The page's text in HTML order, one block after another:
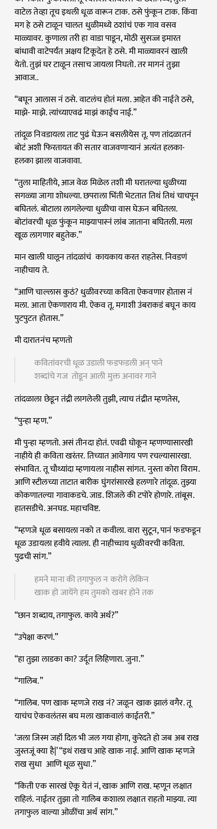
वाटेल तेव्हा तूच इथली धूळ वारून टाक. ठसे फुंकून टाक. किंवा
मग हे ठसे टाळून चालत धुळीमध्ये ठशांचं एक गाव वसव
माळ्यावर. कुणाला तरी हा वाडा पाडून, मोठी सुसज्ज इमारत
बांधावी वाटेपर्यंत अक्षय टिकूदेत हे ठसे. मी माळ्यावरनं खाली
येतो. तुझं घर टाळून तसाच जायला निघतो. तर मागनं तुझा
आवाज..
“बघून आलास नं ठसे. वाटलंच होतं मला. आहेत की नाईते ठसे,
माझे- माझे. त्यांच्याएवढं माझं काईच नाई.”
तांदूळ निवडायला ताट पुढं घेऊन बसलीयेस तू. पण तांदळातनं
बोटं अशी फिरतायत की सतार वाजवणाऱ्यानं अत्यंत हलका-
हलका झाला वाजवावा.
“तुला माहितीये, आज वेळ मिळेल तशी मी घरातल्या धुळीच्या
सगळ्या जागा शोधल्या. छपराला भिंती भेटतात तिथं तिथं चाचपून
बघितलं. बोटाला लागलेल्या धुळीचा वास घेऊन बघितला.
बोटांवरची धूळ फुंकून माझ्यापास्नं लांब जाताना बघितली. मला
खूळ लागणार बहुतेक.”
मान खाली घालून तांदळांचं कायकाय करत राहतेस. निवडणं
नाहीचाय ते.
“आणि चाल्लास कुठं? धुळीवरच्या कविता ऐकवणार होतास नं
मला. आता ऐकणाराय मी. ऐकव तू. मगाशी उंबराकडं बघून काय
पुटपुटत होतास.”
मी दारातनंच म्हणतो
कवितांवरची धूळ उडाली फडफडली अन् पाने
शब्दांचे गज तोडून आली मुक्त अनावर गाने
तांदळाला छेडून तंद्री लागलेली तुझी, त्याच तंद्रीत म्हणतेस,
“पुन्हा म्हण.”
मी पुन्हा म्हणतो. असं तीनदा होतं. एवढी घोकून म्हणण्यासारखी
नाहीये ही कविता खरंतर. तिच्यात आवेगाय पण रचल्यासारखा.
संभावित. तू चौथ्यांदा म्हणायला नाहीस सांगत. नुस्ता कोरा विराम.
आणि स्टीलच्या ताटात बारीक घुंगरांसारखे हलणारे तांदूळ. तुझ्या
कोकणातल्या गावाकडचे. जाड. शिजले की टपोरे होणारे. तांबूस.
हातसडीचे. अनघड. महाचविष्ट.
“म्हणजे धूळ बसायला नको त कवीला. वारा सुटून, पानं फडफडून
धूळ उडायला हवीये त्याला. ही नाहीच्चाय धुळीवरची कविता.
पुढची सांग.”
हमने माना की तगाफुल न करोगे लेकिन
खाक हो जायेंगे हम तुमको खबर होने तक
“छान शब्दाय, तगाफुल. काये अर्थ?”
“उपेक्षा करणं.”
“हा तुझा लाडका का? उर्दूत लिहिणारा. जुना.”
“गालिब.”
“गालिब. पण खाक म्हणजे राख नं? जळून खाक झालं वगैर. तू
याचंच ऐकवलंतस बघ मला खाकवालं काईतरी.”
‘जला जिस्म जहॉं दिल भी जल गया होगा, कुरेदते हो जब अब राख
जुस्तजूं क्या है|’ “इथं राखच आहे खाक नाई. आणि खाक म्हणजे
राख सुधा आणि धूळ सुधा.”
“किती एक सारखं ऐकू येतं नं, खाक आणि राख. म्हणून लक्षात
राहिलं. नाईतर तुझा तो गालिब कशाला लक्षात राहतो माझ्या. त्या
तगाफुल वाल्या ओळींचा अर्थ सांग.”